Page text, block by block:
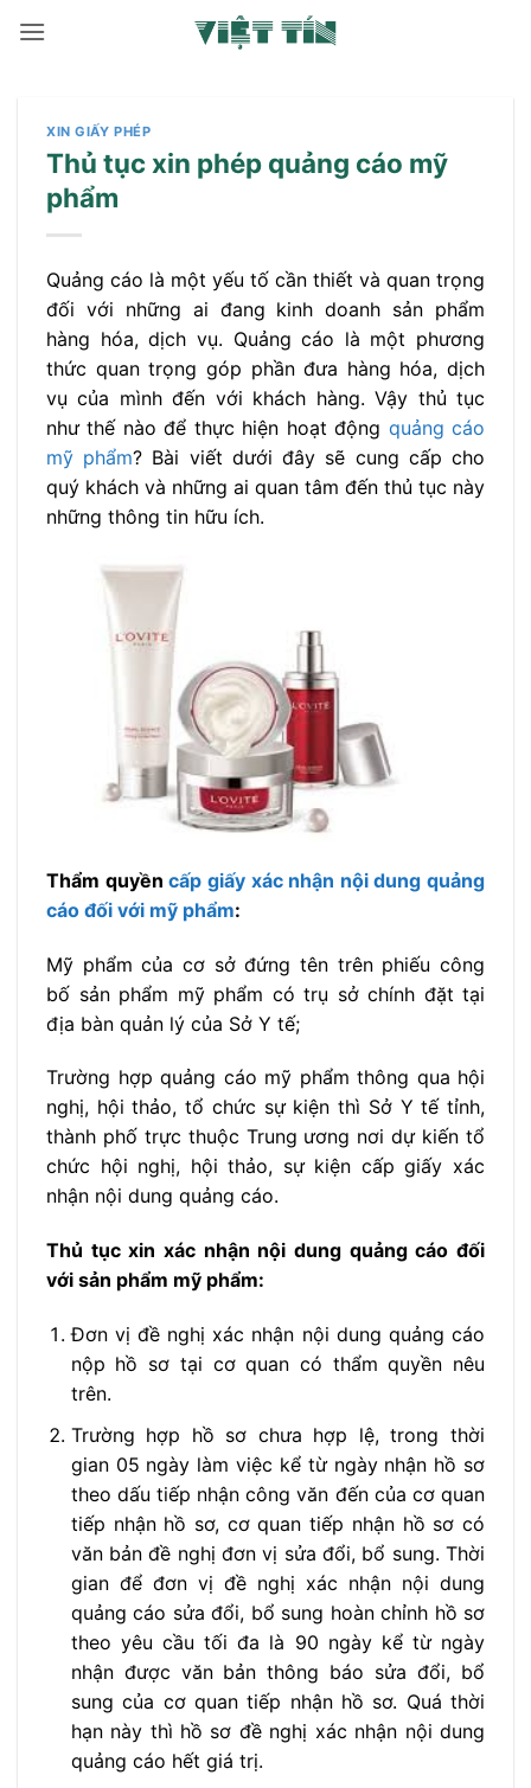
qua
XIN GIẤY PHÉP
Thủ tục xin phép quảng cáo mỹ
phẩm
Quảng cáo là một yếu tố cần thiết và quan trọng
đối với những ai đang kinh doanh sản phẩm
hàng hóa, dịch vụ. Quảng cáo là một phương
thức quan trọng góp phần đưa hàng hóa, dịch
vụ của mình đến với khách hàng. Vậy thủ tục
như thế nào để thực hiện hoạt động quảng cáo
mỹ phẩm? Bài viết dưới đây sẽ cung cấp cho
quý khách và những ai quan tâm đến thủ tục này
những thông tin hữu ích.
Thẩm quyềncấp giấy xác nhận nội dung quảng
cáo đối với mỹ phẩm:
Mỹ phẩm của cơ sở đứng tên trên phiếu công
bố sản phẩm mỹ phẩm có trụ sở chính đặt tại
địa bàn quản lý của Sở Y tế;
Trường hợp quảng cáo mỹ phẩm thông qua hội
nghị, hội thảo, tổ chức sự kiện thì Sở Y tế tỉnh,
thành phố trực thuộc Trung ương nơi dự kiến tổ
chức hội nghị, hội thảo, sự kiện cấp giấy xác
nhận nội dung quảng cáo.
Thủ tục xin xác nhận nội dung quảng cáo đối
với sản phẩm mỹ phẩm:
Đơn vị đề nghị xác nhận nội dung quảng cáo
nộp hồ sơ tại cơ quan có thẩm quyền nêu
trên.
Trường hợp hồ sơ chưa hợp lệ, trong thời
gian 05 ngày làm việc kể từ ngày nhận hồ sơ
theo dấu tiếp nhận công văn đến của cơ quan
tiếp nhận hồ sơ, cơ quan tiếp nhận hồ sơ có
văn bản đề nghị đơn vị sửa đổi, bổ sung. Thời
gian để đơn vị đề nghị xác nhận nội dung
quảng cáo sửa đổi, bổ sung hoàn chỉnh hồ sơ
theo yêu cầu tối đa là 90 ngày kể từ ngày
nhận được văn bản thông báo sửa đổi, bổ
sung của cơ quan tiếp nhận hồ sơ. Quá thời
hạn này thì hồ sơ đề nghị xác nhận nội dung
quảng cáo hết giá trị.